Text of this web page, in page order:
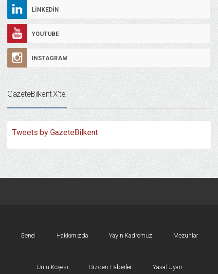
LINKEDIN
YOUTUBE
INSTAGRAM
GazeteBilkent X’te!
Tweets by GazeteBilkent
Genel Hakkımızda Yayın Kadromuz Mezunlar
Ünlü Köşesi Bizden Haberler Yasal Uyarı